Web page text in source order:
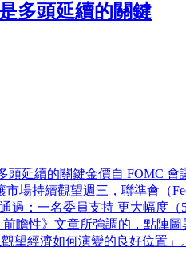
多頭延續的關鍵
延續的關鍵金價自 FOMC
場持續觀望週三，聯準會（
過：一名委員支持 更大幅度
瞻性》文章所強調的，點陣
望經濟如何演變的良好位置